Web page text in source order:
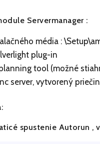
Servermanager :
média :
plug-in
tool (možné
server, vytvorený
spustenie Autorun ,